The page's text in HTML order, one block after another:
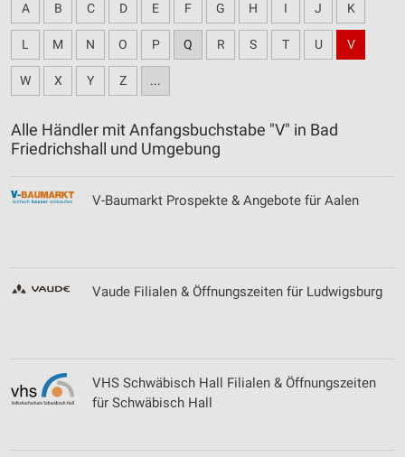
A B C D E F G H I J K
L M N O P Q R S T U V
W X Y Z ...
Alle Händler mit Anfangsbuchstabe "V" in Bad
Friedrichshall und Umgebung
V-Baumarkt Prospekte & Angebote für Aalen
Vaude Filialen & Öffnungszeiten für Ludwigsburg
VHS Schwäbisch Hall Filialen & Öffnungszeiten
für Schwäbisch Hall